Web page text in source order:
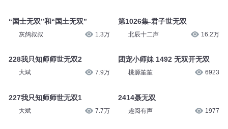
“国士无双”和“国土无双”
灰鸽叔叔 1.3万
228我只知师师世无双2
大斌 7.9万
227我只知师师世无双1
大斌 7.7万
第1026集-君子世无双
北辰十二声 16.2万
团宠小师妹 1492 无双开无双
桃源笙笙 6923
2414聂无双
趣阅有声 1977